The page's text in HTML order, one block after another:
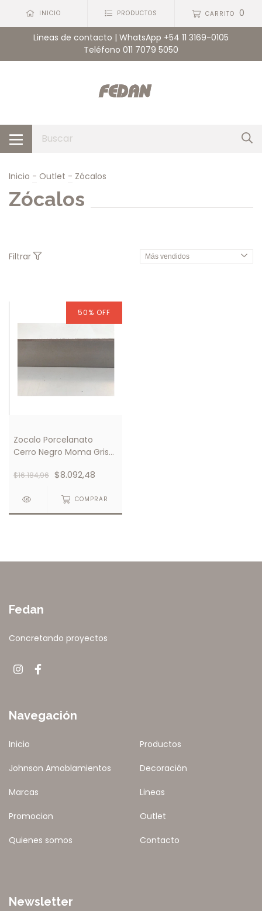
INICIO PRODUCTOS CARRITO 0
Lineas de contacto | WhatsApp +54 11 3169-0105
Teléfono 011 7079 5050
Inicio - Outlet - Zócalos
Zócalos
Filtrar
50% OFF
Zocalo Porcelanato
Cerro Negro Moma Gris
Unidad
$16.184,96 $8.092,48
COMPRAR
Fedan
Concretando proyectos
Navegación
Inicio Productos
Johnson Amoblamientos Decoración
Marcas Lineas
Promocion Outlet
Quienes somos Contacto
Newsletter